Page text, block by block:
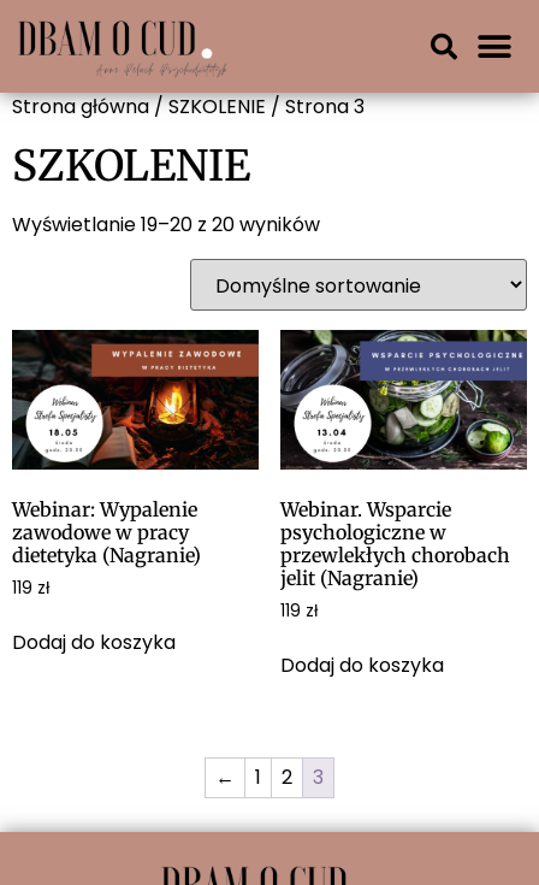
Strona główna/SZKOLENIE/ Strona 3
SZKOLENIE
Wyświetlanie 19–20 z 20 wyników
Webinar: Wypalenie
zawodowe w pracy
dietetyka (Nagranie)
119 zł
Dodaj do koszyka
Webinar. Wsparcie
psychologiczne w
przewlekłych chorobach
jelit (Nagranie)
119 zł
Dodaj do koszyka
← 1 2 3